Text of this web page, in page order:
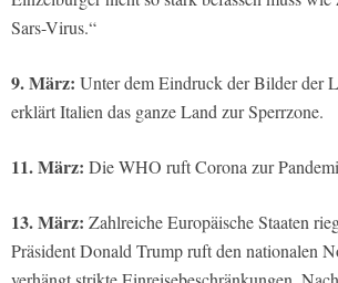
Sars-Virus.“
9. März: Unter dem Eindruck der Bilder der
erklärt Italien das ganze Land zur Sperrzone.
11. März: Die WHO ruft Corona zur
13. März: Zahlreiche Europäische Staaten
Präsident Donald Trump ruft den nationalen